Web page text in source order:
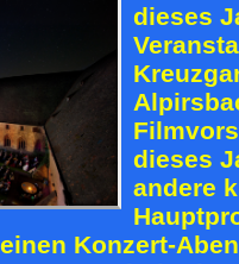
dieses
dieses
andere
Konzert-